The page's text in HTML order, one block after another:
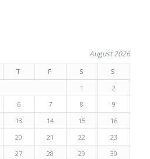
August 2026
T F S
S
1
2
6 7 8
9
13 14 15
16
20 21 22
23
27 28 29
30